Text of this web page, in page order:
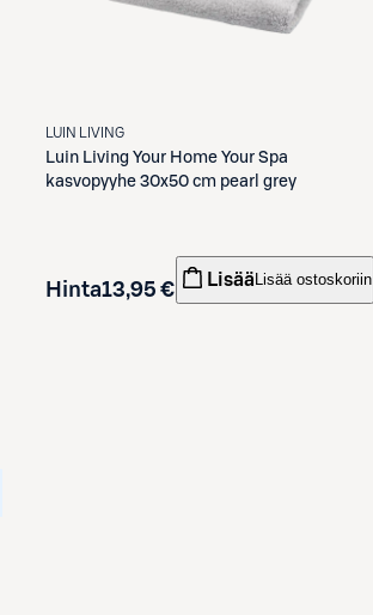
LUIN LIVING
Luin Living Your Home Your Spa
kasvopyyhe 30x50 cm pearl grey
Hinta13,95 € Lisää Lisää ostoskoriin